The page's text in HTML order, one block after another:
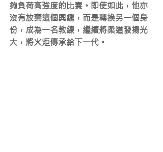
夠負荷高強度的比賽。即使如此，他亦
沒有放棄這個興趣，而是轉換另一個身
份，成為一名教練，繼續將柔道發揚光
大，將火炬傳承給下一代。